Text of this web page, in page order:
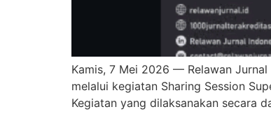
Kamis, 7 Mei 2026 — Relawan
melalui kegiatan Sharing Session
Kegiatan yang dilaksanakan secara